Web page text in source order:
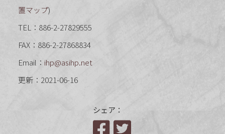
置マップ)
TEL：886-2-27829555
FAX：886-2-27868834
Email： ihp@asihp.net
更新：2021-06-16
シェア：
Facebook